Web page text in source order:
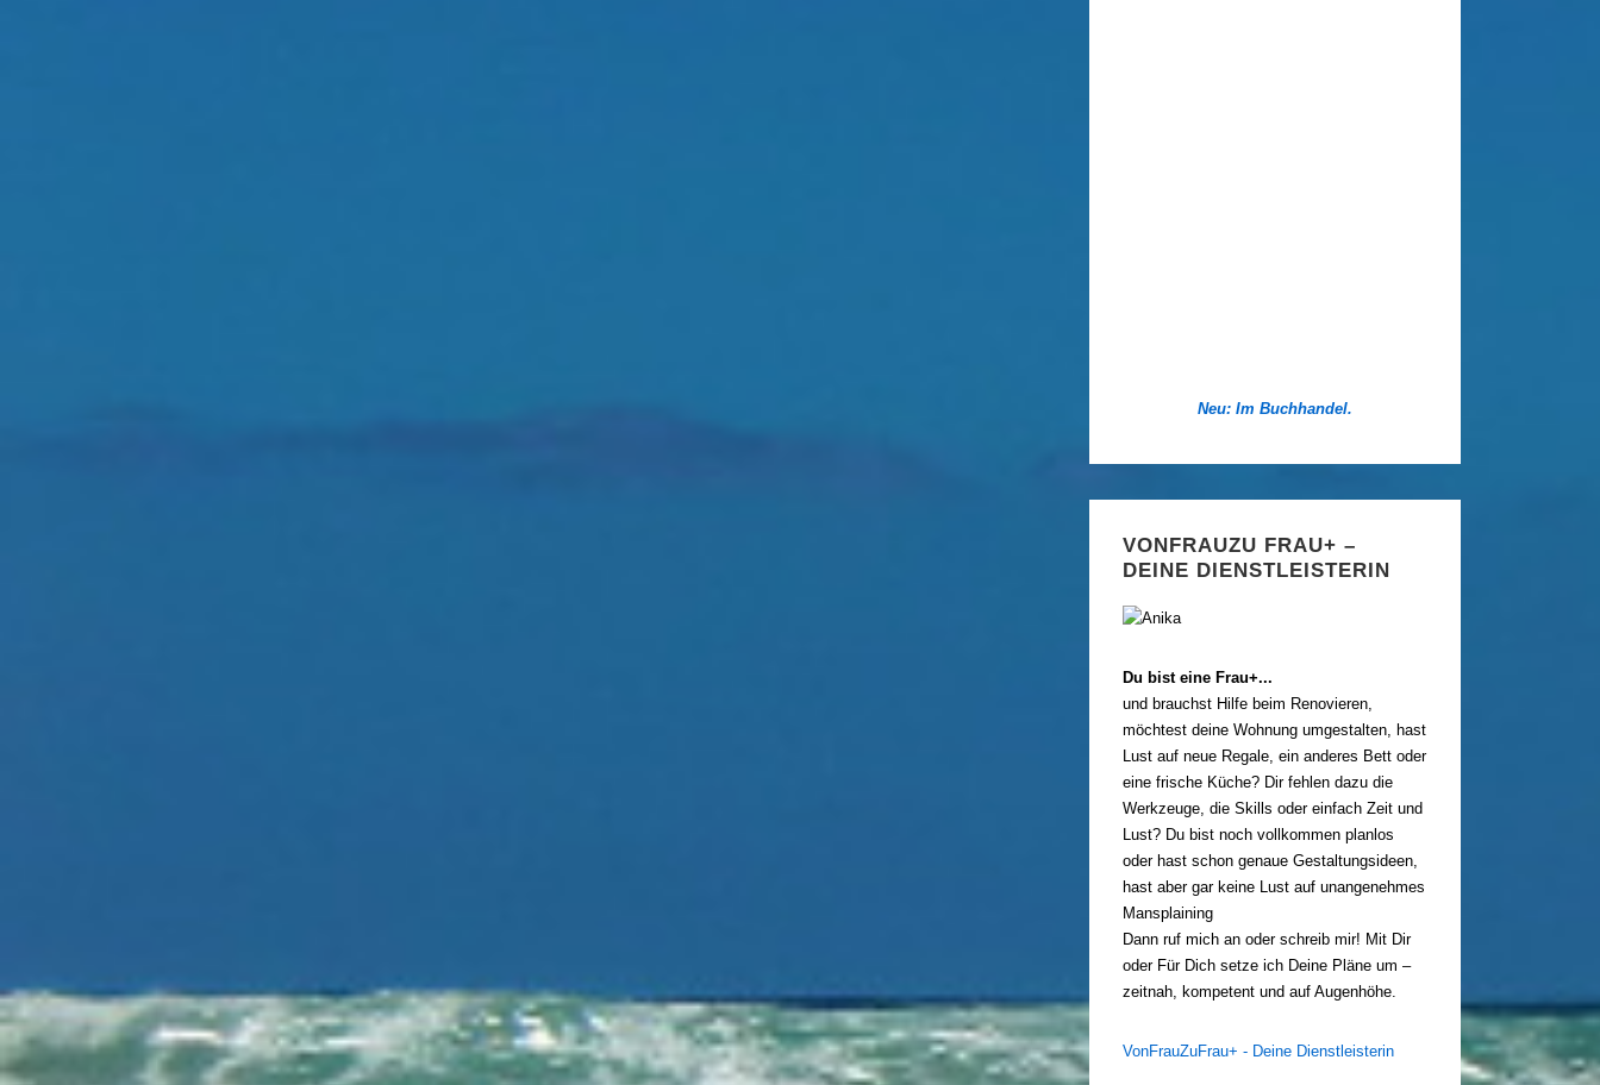
Neu: Im Buchhandel.
VONFRAUZU FRAU+ –
DEINE DIENSTLEISTERIN
Du bist eine Frau+...
und brauchst Hilfe beim Renovieren,
möchtest deine Wohnung umgestalten, hast
Lust auf neue Regale, ein anderes Bett oder
eine frische Küche? Dir fehlen dazu die
Werkzeuge, die Skills oder einfach Zeit und
Lust? Du bist noch vollkommen planlos
oder hast schon genaue Gestaltungsideen,
hast aber gar keine Lust auf unangenehmes
Mansplaining
Dann ruf mich an oder schreib mir! Mit Dir
oder Für Dich setze ich Deine Pläne um –
zeitnah, kompetent und auf Augenhöhe.
VonFrauZuFrau+ - Deine Dienstleisterin